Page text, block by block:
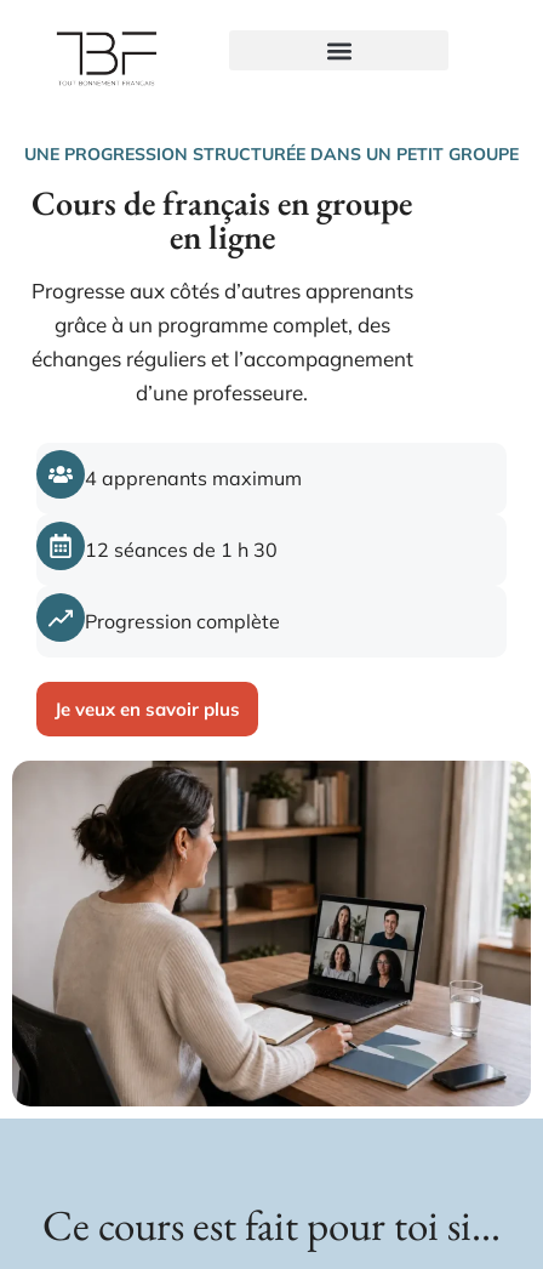
UNE PROGRESSION STRUCTURÉE DANS UN PETIT GROUPE
Cours de français en groupe
en ligne
Progresse aux côtés d’autres apprenants
grâce à un programme complet, des
échanges réguliers et l’accompagnement
d’une professeure.
4 apprenants maximum
12 séances de 1 h 30
Progression complète
Je veux en savoir plus
Ce cours est fait pour toi si...